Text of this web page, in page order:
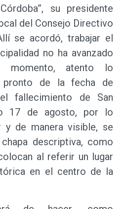
su presidente
del Consejo Directivo
se acordó, trabajar el
no ha avanzado
atento lo
de la fecha de
fallecimiento de San
17 de agosto, por lo
y de manera visible, se
descriptiva, como
al referir un lugar
en el centro de la